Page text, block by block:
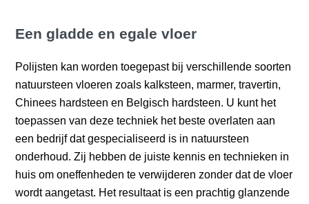
Een gladde en egale vloer
Polijsten kan worden toegepast bij verschillende soorten
natuursteen vloeren zoals kalksteen, marmer, travertin,
Chinees hardsteen en Belgisch hardsteen. U kunt het
toepassen van deze techniek het beste overlaten aan
een bedrijf dat gespecialiseerd is in natuursteen
onderhoud. Zij hebben de juiste kennis en technieken in
huis om oneffenheden te verwijderen zonder dat de vloer
wordt aangetast. Het resultaat is een prachtig glanzende